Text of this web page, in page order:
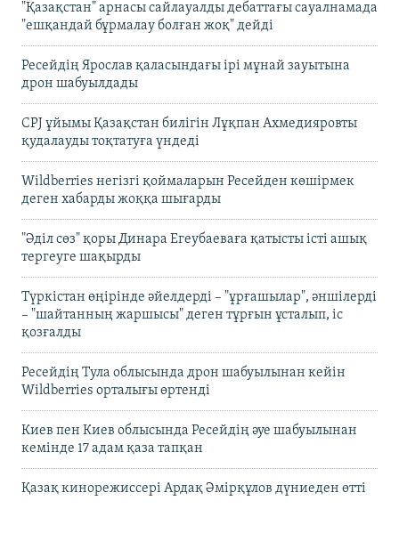
"Қазақстан" арнасы сайлауалды дебаттағы сауалнамада
"ешқандай бұрмалау болған жоқ" дейді
Ресейдің Ярослав қаласындағы ірі мұнай зауытына
дрон шабуылдады
CPJ ұйымы Қазақстан билігін Лұқпан Ахмедияровты
қудалауды тоқтатуға үндеді
Wildberries негізгі қоймаларын Ресейден көшірмек
деген хабарды жоққа шығарды
"Әділ сөз" қоры Динара Егеубаеваға қатысты істі ашық
тергеуге шақырды
Түркістан өңірінде әйелдерді – "ұрғашылар", әншілерді
– "шайтанның жаршысы" деген тұрғын ұсталып, іс
қозғалды
Ресейдің Тула облысында дрон шабуылынан кейін
Wildberries орталығы өртенді
Киев пен Киев облысында Ресейдің әуе шабуылынан
кемінде 17 адам қаза тапқан
Қазақ кинорежиссері Ардақ Әмірқұлов дүниеден өтті